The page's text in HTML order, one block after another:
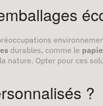
durables, comme le
nature. Opter pour ces
?